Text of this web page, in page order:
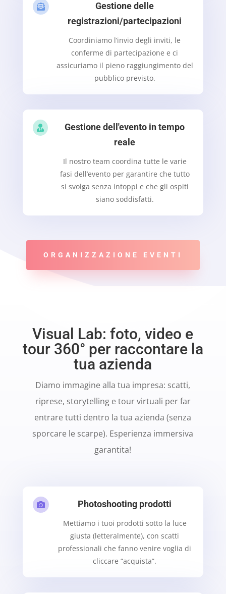

Gestione delle
registrazioni/partecipazioni
Coordiniamo l’invio degli inviti, le
conferme di partecipazione e ci
assicuriamo il pieno raggiungimento del
pubblico previsto.

Gestione dell'evento in tempo
reale
Il nostro team coordina tutte le varie
fasi dell’evento per garantire che tutto
si svolga senza intoppi e che gli ospiti
siano soddisfatti.
ORGANIZZAZIONE EVENTI
Visual Lab: foto, video e
tour 360° per raccontare la
tua azienda
Diamo immagine alla tua impresa: scatti,
riprese, storytelling e tour virtuali per far
entrare tutti dentro la tua azienda (senza
sporcare le scarpe). Esperienza immersiva
garantita!
 Photoshooting prodotti
Mettiamo i tuoi prodotti sotto la luce
giusta (letteralmente), con scatti
professionali che fanno venire voglia di
cliccare “acquista”.